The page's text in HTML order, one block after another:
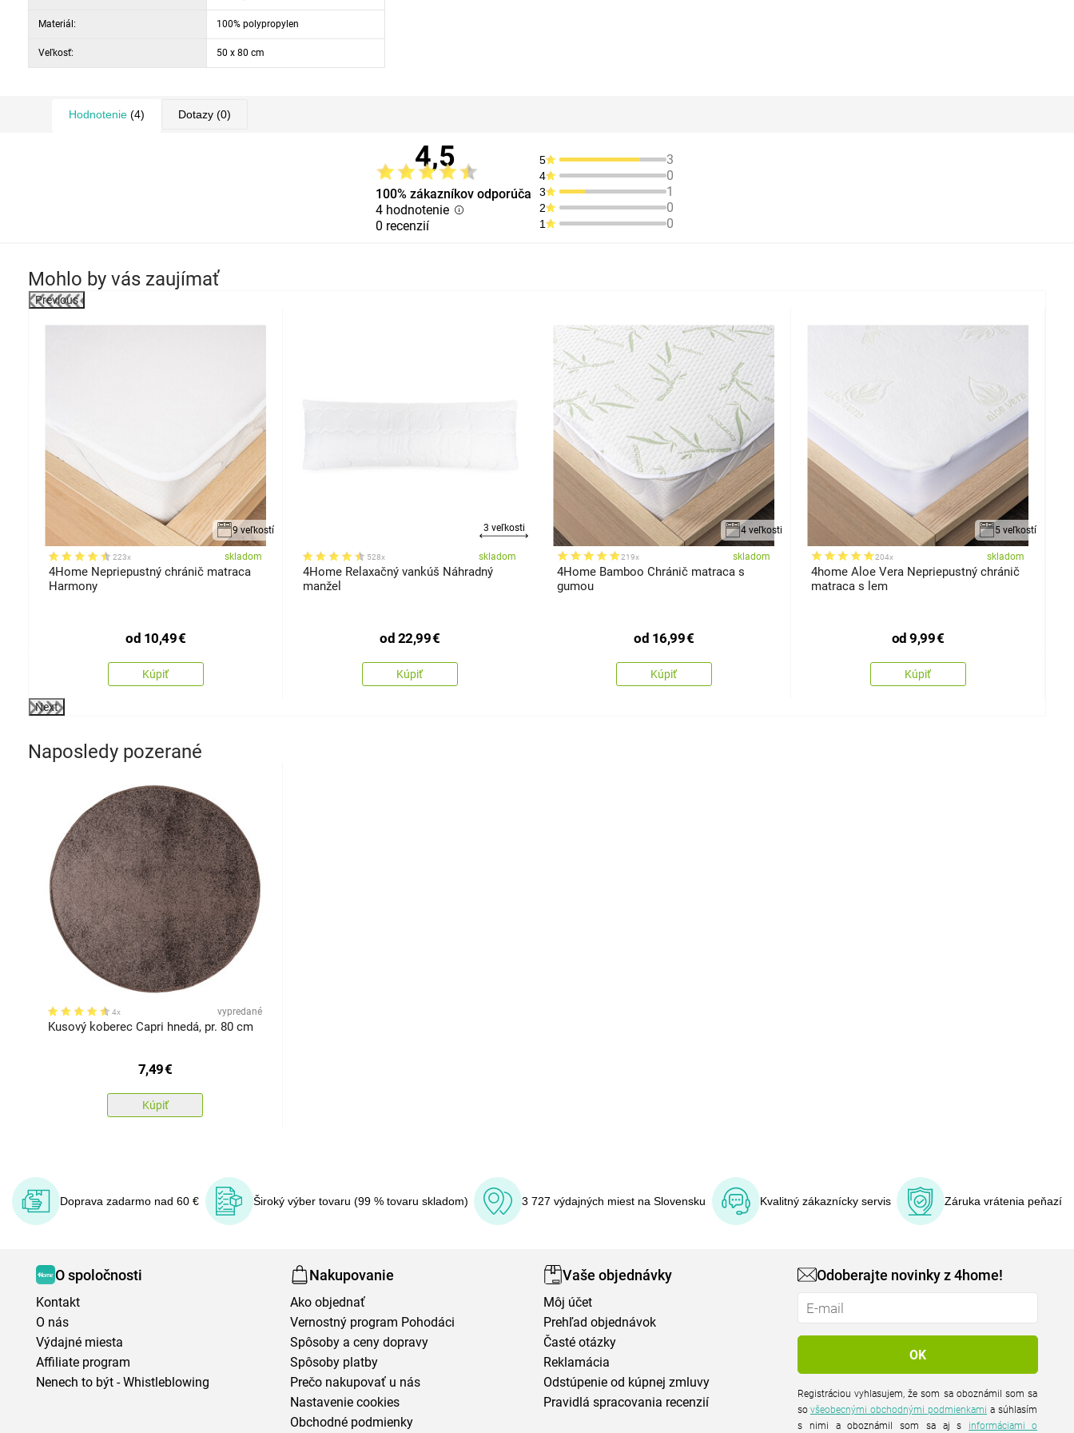
Materiál: 100% polypropylen
Veľkosť: 50 x 80 cm
Hodnotenie (4) Dotazy (0)
4,5
100% zákazníkov odporúča
4 hodnotenie
0 recenzií
5 3
4 0
3 1
2 0
1 0
Mohlo by vás zaujímať
Previous
9 veľkostí
223x skladom
4Home Nepriepustný chránič matraca
Harmony
od 10,49€
Kúpiť
3 veľkosti
528x skladom
4Home Relaxačný vankúš Náhradný
manžel
od 22,99€
Kúpiť
4 veľkosti
219x skladom
4Home Bamboo Chránič matraca s
gumou
od 16,99€
Kúpiť
5 veľkostí
204x skladom
4home Aloe Vera Nepriepustný chránič
matraca s lem
od 9,99€
Kúpiť
Next
Naposledy pozerané
4x vypredané
Kusový koberec Capri hnedá, pr. 80 cm
7,49€
Kúpiť
Doprava zadarmo nad 60 € Široký výber tovaru (99 % tovaru skladom) 3 727 výdajných miest na Slovensku Kvalitný zákaznícky servis Záruka vrátenia peňazí
O spoločnosti
Kontakt
O nás
Výdajné miesta
Affiliate program
Nenech to být - Whistleblowing
Nakupovanie
Ako objednať
Vernostný program Pohodáci
Spôsoby a ceny dopravy
Spôsoby platby
Prečo nakupovať u nás
Nastavenie cookies
Obchodné podmienky
Vaše objednávky
Môj účet
Prehľad objednávok
Časté otázky
Reklamácia
Odstúpenie od kúpnej zmluvy
Pravidlá spracovania recenzií
Odoberajte novinky z 4home!
Registráciou vyhlasujem, že som sa oboznámil som sa
sovšeobecnými obchodnými podmienkami a súhlasím
s nimi a oboznámil som sa aj s informáciami o